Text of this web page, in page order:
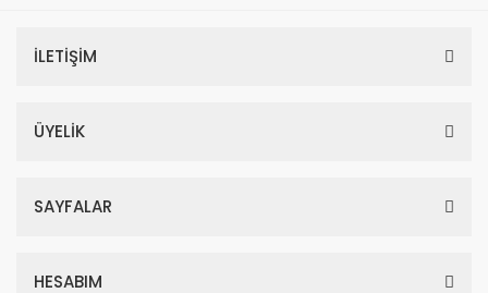
İLETİŞİM
ÜYELİK
SAYFALAR
HESABIM